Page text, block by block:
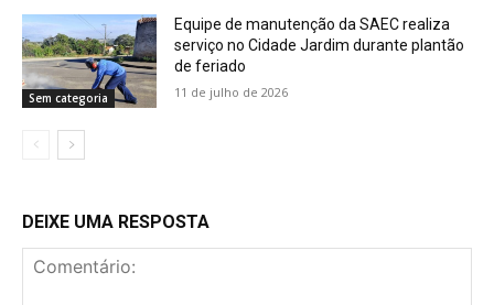
Sem categoria
Equipe de manutenção da SAEC realiza
serviço no Cidade Jardim durante plantão
de feriado
11 de julho de 2026
DEIXE UMA RESPOSTA